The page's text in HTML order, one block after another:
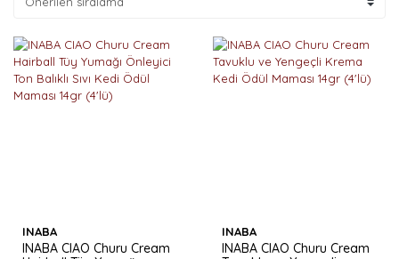
INABA
INABA CIAO Churu Cream
INABA
INABA CIAO Churu Cream